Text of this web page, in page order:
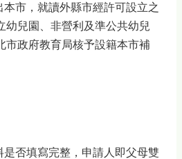
市，就讀外縣市經許可設立之
幼兒園、非營利及準公共幼兒
市政府教育局核予設籍本市補
否填寫完整，申請人即父母雙